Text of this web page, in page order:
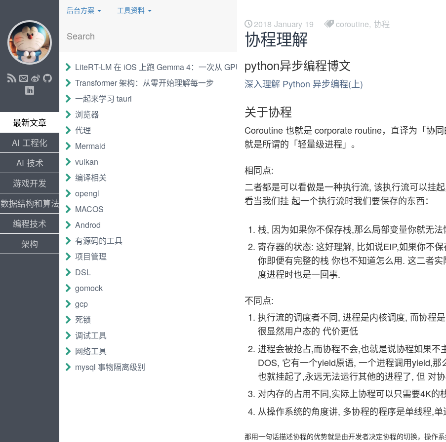
最新文章
AI 工程化
AI 技术
游戏开发
数据结构和算法
编程技术
架构
后台方案 工具资料
LiteRT-LM 在 iOS 上跑 Gemma 4：一次从 GPU 到回滚的工程复盘
Transformer 架构：从零开始理解每一步
一起来学习 tauri
浏览器
代理
Mermaid
vulkan
编译相关
opengl
MACOS
Androd
有源码的工具
项目管理
DSL
gomock
gcp
死锁
调试工具
网络工具
mysql 事物隔离级别
2018 January 19 coroutine, 协程
协程理解
python异步编程博文
深入理解 Python 异步编程(上)
关于协程
Coroutine 也就是 corporate routine，直译为「协
就是所谓的「轻量级进程」。
相同点:
二者都是可以看做是一种执行流, 该执行流可以挂
看当我们挂 起一个执行流时我们要保存的东西：
栈, 因为如果你不保存栈,那么局部变量你就无
寄存器的状态: 这好理解, 比如说EIP,如果你不
你即便有完整的栈 你也不知道怎么用. 这二者
度进程时也是一回事.
不同点:
执行流的调度者不同, 进程是内核调度, 而协程
很显然用户态的 代价更低
进程会被抢占,而协程不会,也就是说协程如果
DOS, 它有一个yield原语, 一个进程调用yield,
也就挂起了,永远无法运行其他的进程了, 但 对
对内存的占用不同,实际上协程可以只需要4K的
从操作系统的角度讲, 多协程的程序是单线程,单
那用一句话描述协程的优势就是由开发者决定协程的切换，操作